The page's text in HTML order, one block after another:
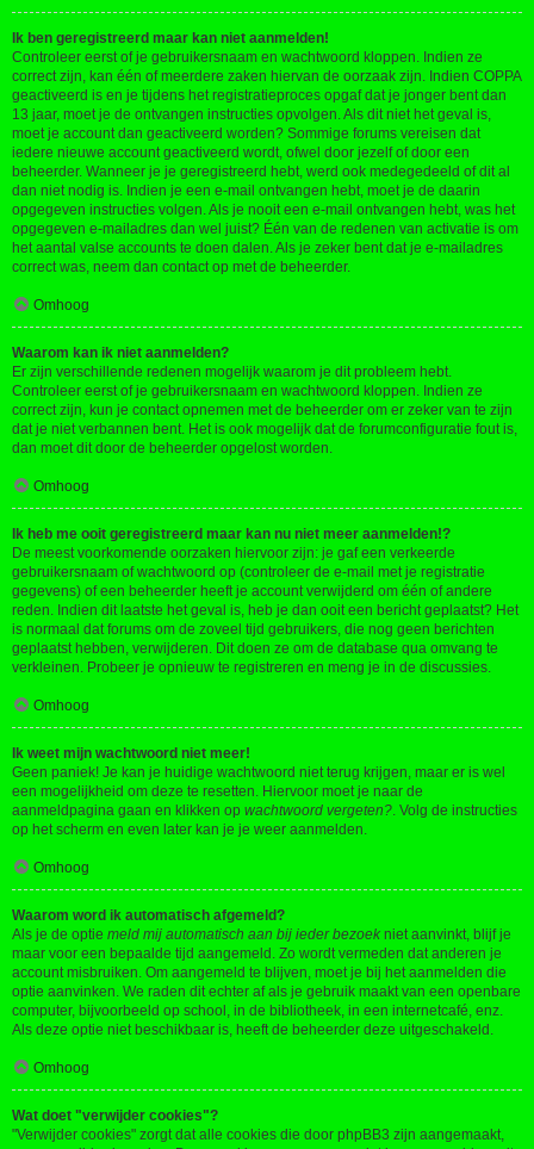
Ik ben geregistreerd maar kan niet aanmelden!
Controleer eerst of je gebruikersnaam en wachtwoord kloppen. Indien ze
correct zijn, kan één of meerdere zaken hiervan de oorzaak zijn. Indien COPPA
geactiveerd is en je tijdens het registratieproces opgaf dat je jonger bent dan
13 jaar, moet je de ontvangen instructies opvolgen. Als dit niet het geval is,
moet je account dan geactiveerd worden? Sommige forums vereisen dat
iedere nieuwe account geactiveerd wordt, ofwel door jezelf of door een
beheerder. Wanneer je je geregistreerd hebt, werd ook medegedeeld of dit al
dan niet nodig is. Indien je een e-mail ontvangen hebt, moet je de daarin
opgegeven instructies volgen. Als je nooit een e-mail ontvangen hebt, was het
opgegeven e-mailadres dan wel juist? Één van de redenen van activatie is om
het aantal valse accounts te doen dalen. Als je zeker bent dat je e-mailadres
correct was, neem dan contact op met de beheerder.
Omhoog
Waarom kan ik niet aanmelden?
Er zijn verschillende redenen mogelijk waarom je dit probleem hebt.
Controleer eerst of je gebruikersnaam en wachtwoord kloppen. Indien ze
correct zijn, kun je contact opnemen met de beheerder om er zeker van te zijn
dat je niet verbannen bent. Het is ook mogelijk dat de forumconfiguratie fout is,
dan moet dit door de beheerder opgelost worden.
Omhoog
Ik heb me ooit geregistreerd maar kan nu niet meer aanmelden!?
De meest voorkomende oorzaken hiervoor zijn: je gaf een verkeerde
gebruikersnaam of wachtwoord op (controleer de e-mail met je registratie
gegevens) of een beheerder heeft je account verwijderd om één of andere
reden. Indien dit laatste het geval is, heb je dan ooit een bericht geplaatst? Het
is normaal dat forums om de zoveel tijd gebruikers, die nog geen berichten
geplaatst hebben, verwijderen. Dit doen ze om de database qua omvang te
verkleinen. Probeer je opnieuw te registreren en meng je in de discussies.
Omhoog
Ik weet mijn wachtwoord niet meer!
Geen paniek! Je kan je huidige wachtwoord niet terug krijgen, maar er is wel
een mogelijkheid om deze te resetten. Hiervoor moet je naar de
aanmeldpagina gaan en klikken op wachtwoord vergeten?. Volg de instructies
op het scherm en even later kan je je weer aanmelden.
Omhoog
Waarom word ik automatisch afgemeld?
Als je de optie meld mij automatisch aan bij ieder bezoek niet aanvinkt, blijf je
maar voor een bepaalde tijd aangemeld. Zo wordt vermeden dat anderen je
account misbruiken. Om aangemeld te blijven, moet je bij het aanmelden die
optie aanvinken. We raden dit echter af als je gebruik maakt van een openbare
computer, bijvoorbeeld op school, in de bibliotheek, in een internetcafé, enz.
Als deze optie niet beschikbaar is, heeft de beheerder deze uitgeschakeld.
Omhoog
Wat doet "verwijder cookies"?
"Verwijder cookies" zorgt dat alle cookies die door phpBB3 zijn aangemaakt,